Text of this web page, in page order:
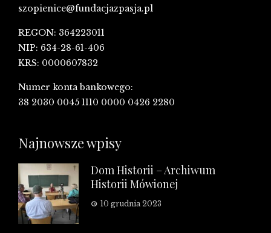
szopienice@fundacjazpasja.pl
REGON: 364223011
NIP: 634-28-61-406
KRS: 0000607832
Numer konta bankowego:
38 2030 0045 1110 0000 0426 2280
Najnowsze wpisy
Dom Historii – Archiwum
Historii Mówionej
10 grudnia 2023